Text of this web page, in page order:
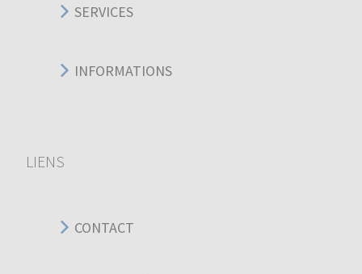
SERVICES
INFORMATIONS
LIENS
CONTACT